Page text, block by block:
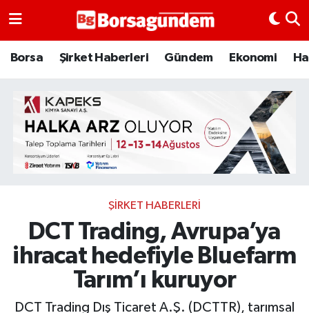
Borsa Şirket Haberleri Gündem Ekonomi
ŞIRKET HABERLERI
DCT Trading, Avrupa’ya
ihracat hedefiyle Bluefarm
Tarım’ı kuruyor
DCT Trading Dış Ticaret A.Ş. (DCTTR), tarımsal
Borsa
Emtia
Galeri
Bitcoin
Şirket Haberleri